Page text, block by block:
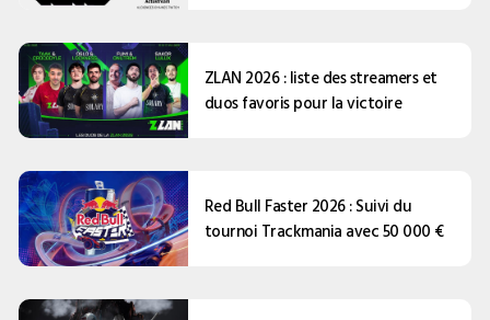
ZLAN 2026 : liste des streamers et
duos favoris pour la victoire
Red Bull Faster 2026 : Suivi du
tournoi Trackmania avec 50 000 €